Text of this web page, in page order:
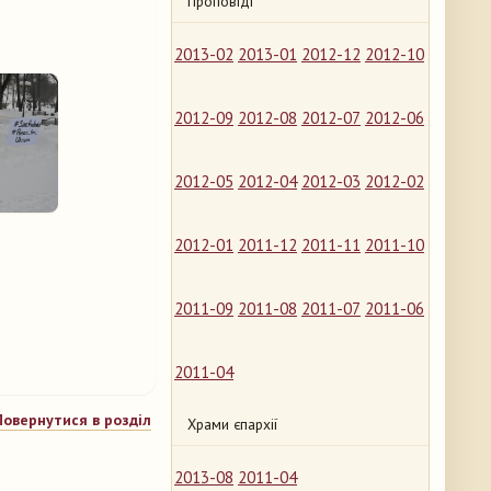
2013-02 2013-01 2012-12 2012-10
2012-09 2012-08 2012-07 2012-06
2012-05 2012-04 2012-03 2012-02
2012-01 2011-12 2011-11 2011-10
2011-09 2011-08 2011-07 2011-06
2011-04
Храми єпархії
2013-08 2011-04
в розділ